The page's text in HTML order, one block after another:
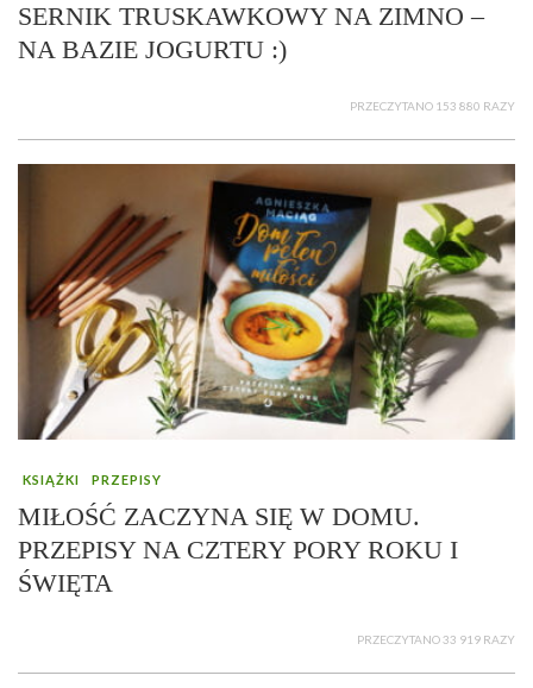
SERNIK TRUSKAWKOWY NA ZIMNO –
NA BAZIE JOGURTU :)
PRZECZYTANO 153 880 RAZY
KSIĄŻKI PRZEPISY
MIŁOŚĆ ZACZYNA SIĘ W DOMU.
PRZEPISY NA CZTERY PORY ROKU I
ŚWIĘTA
PRZECZYTANO 33 919 RAZY